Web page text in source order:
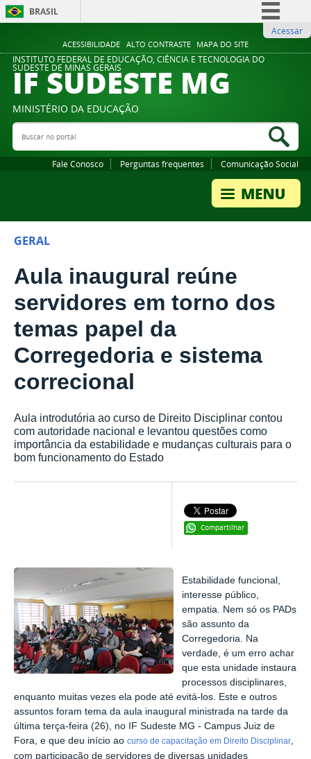
ACESSIBILIDADE ALTO CONTRASTE MAPA DO SITE
BRASIL
Comunica BR
Participe
Legislação
Acessar
INSTITUTO FEDERAL DE EDUCAÇÃO, CIÊNCIA E TECNOLOGIA DO
SUDESTE DE MINAS GERAIS
IF SUDESTE MG
MINISTÉRIO DA EDUCAÇÃO
Buscar no portal
Fale Conosco Perguntas frequentes Comunicação Social
GERAL
Aula inaugural reúne
servidores em torno dos
temas papel da
Corregedoria e sistema
correcional
Aula introdutória ao curso de Direito Disciplinar contou
com autoridade nacional e levantou questões como
importância da estabilidade e mudanças culturais para o
bom funcionamento do Estado
Compartilhar
Estabilidade funcional,
interesse público,
empatia. Nem só os PADs
são assunto da
Corregedoria. Na
verdade, é um erro achar
que esta unidade instaura
processos disciplinares,
enquanto muitas vezes ela pode até evitá-los. Este e outros
assuntos foram tema da aula inaugural ministrada na tarde da
última terça-feira (26), no IF Sudeste MG - Campus Juiz de
Fora, e que deu início ao curso de capacitação em Direito Disciplinar,
com participação de servidores de diversas unidades